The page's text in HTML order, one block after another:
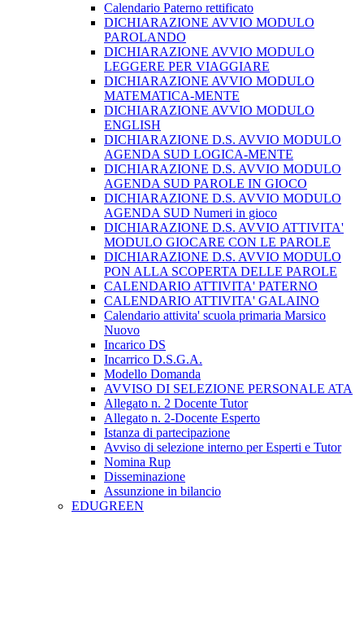
Calendario Paterno rettificato
DICHIARAZIONE AVVIO MODULO
PAROLANDO
DICHIARAZIONE AVVIO MODULO
LEGGERE PER VIAGGIARE
DICHIARAZIONE AVVIO MODULO
MATEMATICA-MENTE
DICHIARAZIONE AVVIO MODULO
ENGLISH
DICHIARAZIONE D.S. AVVIO MODULO
AGENDA SUD LOGICA-MENTE
DICHIARAZIONE D.S. AVVIO MODULO
AGENDA SUD PAROLE IN GIOCO
DICHIARAZIONE D.S. AVVIO MODULO
AGENDA SUD Numeri in gioco
DICHIARAZIONE D.S. AVVIO ATTIVITA'
MODULO GIOCARE CON LE PAROLE
DICHIARAZIONE D.S. AVVIO MODULO
PON ALLA SCOPERTA DELLE PAROLE
CALENDARIO ATTIVITA' PATERNO
CALENDARIO ATTIVITA' GALAINO
Calendario attivita' scuola primaria Marsico
Nuovo
Incarico DS
Incarrico D.S.G.A.
Modello Domanda
AVVISO DI SELEZIONE PERSONALE ATA
Allegato n. 2 Docente Tutor
Allegato n. 2-Docente Esperto
Istanza di partecipazione
Avviso di selezione interno per Esperti e Tutor
Nomina Rup
Disseminazione
Assunzione in bilancio
EDUGREEN